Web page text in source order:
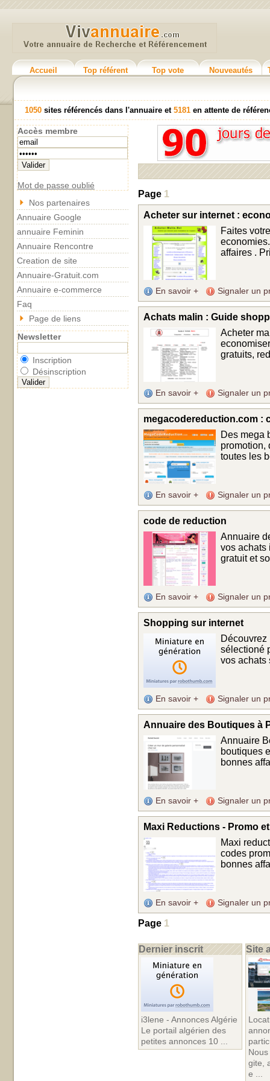
Accueil Top référent Top vote Nouveautés
1050 sites référencés dans l'annuaire et 5181 en attente de
Accès membre
Mot de passe oublié
Nos partenaires
Annuaire Google
annuaire Feminin
Annuaire Rencontre
Creation de site
Annuaire-Gratuit.com
Annuaire e-commerce
Faq
Page de liens
Newsletter
Inscription
Désinscription
Page 1
Acheter sur internet :
Faites
affaires .
En savoir + Signaler un
Achats malin : Guide
Acheter
gratuits,
En savoir + Signaler un
megacodereduction.com :
Des mega
promotion,
toutes les
En savoir + Signaler un
code de reduction
Annuaire
vos achats
gratuit et
En savoir + Signaler un
Shopping sur internet
Découvrez
sélectioné
vos achats
En savoir + Signaler un
Annuaire des Boutiques à
Annuaire
boutiques
bonnes
En savoir + Signaler un
Maxi Reductions - Promo
Maxi
codes
bonnes
En savoir + Signaler un
Page 1
Dernier inscrit
i3lene - Annonces Algérie
Le portail algérien des
petites annonces 10 ...
Site
gite,
e ...